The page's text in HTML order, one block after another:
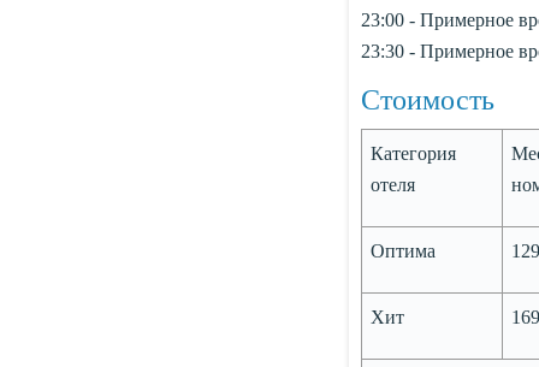
23:00 - Примерное
23:30 - Примерное
Стоимость
Категория
отеля
Оптима
Хит